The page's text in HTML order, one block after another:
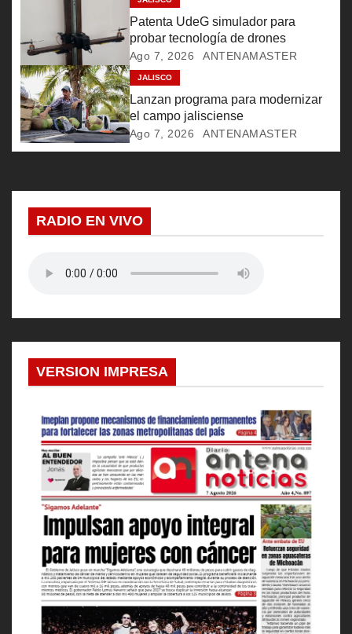
e
n
t
r
a
Patenta UdeG simulador para
probar tecnología de drones
Ago 7, 2026 ANTENAMASTER
JALISCO
Lanzan programa para modernizar
el campo jalisciense
Ago 7, 2026 ANTENAMASTER
RADIO EN VIVO
VERSION IMPRESA